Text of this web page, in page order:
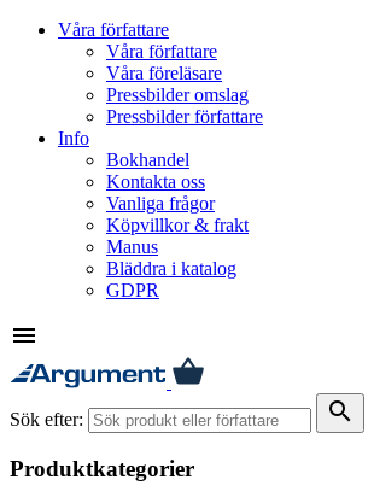
Våra författare
Våra författare
Våra föreläsare
Pressbilder omslag
Pressbilder författare
Info
Bokhandel
Kontakta oss
Vanliga frågor
Köpvillkor & frakt
Manus
Bläddra i katalog
GDPR
menu
Sök efter: search
Produktkategorier